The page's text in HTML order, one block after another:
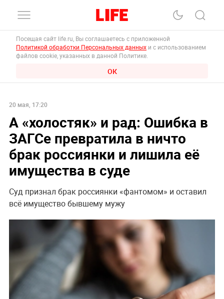
Посещая сайт life.ru, Вы соглашаетесь с приложенной
Политикой обработки Персональных данных и с использованием
файлов cookie, указанных в данной Политике.
ОК
20 мая, 17:20
А «холостяк» и рад: Ошибка в
ЗАГСе превратила в ничто
брак россиянки и лишила её
имущества в суде
Суд признал брак россиянки «фантомом» и оставил
всё имущество бывшему мужу